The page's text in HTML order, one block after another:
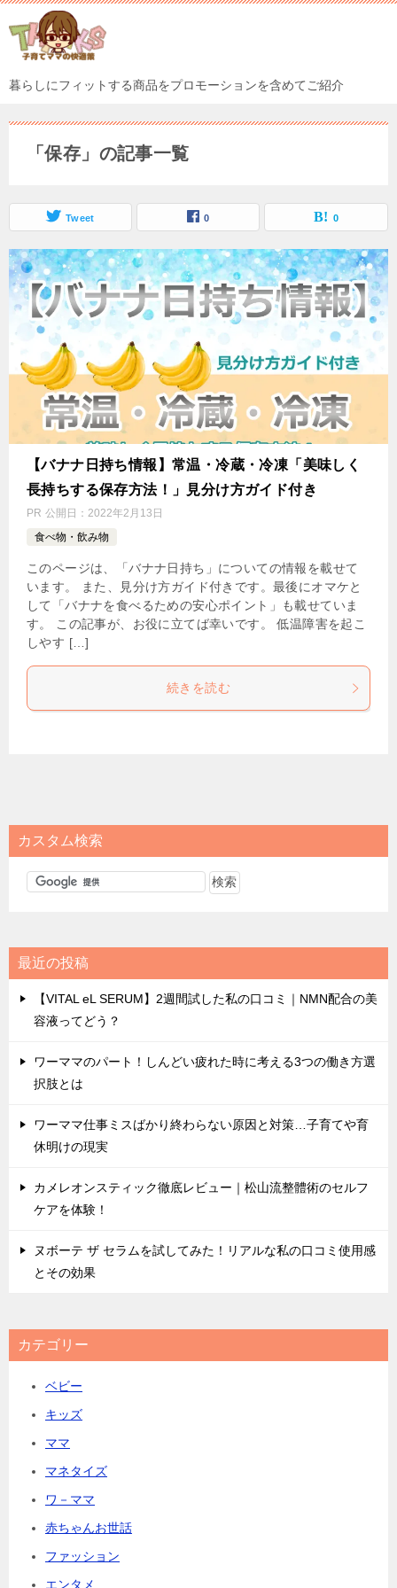
暮らしにフィットする商品をプロモーションを含めてご紹介
「保存」の記事一覧
Tweet 0 0
【バナナ日持ち情報】常温・冷蔵・冷凍「美味しく
長持ちする保存方法！」見分け方ガイド付き
PR 公開日：2022年2月13日
食べ物・飲み物
このページは、「バナナ日持ち」についての情報を載せて
います。 また、見分け方ガイド付きです。最後にオマケと
して「バナナを食べるための安心ポイント」も載せていま
す。 この記事が、お役に立てば幸いです。 低温障害を起こ
しやす […]
続きを読む
カスタム検索
最近の投稿
【VITAL eL SERUM】2週間試した私の口コミ｜NMN配合の美
容液ってどう？
ワーママのパート！しんどい疲れた時に考える3つの働き方選
択肢とは
ワーママ仕事ミスばかり終わらない原因と対策…子育てや育
休明けの現実
カメレオンスティック徹底レビュー｜松山流整體術のセルフ
ケアを体験！
ヌボーテ ザ セラムを試してみた！リアルな私の口コミ使用感
とその効果
カテゴリー
ベビー
キッズ
ママ
マネタイズ
ワ－ママ
赤ちゃんお世話
ファッション
エンタメ